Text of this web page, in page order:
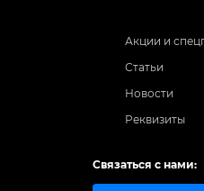
Акции и
Статьи
Новости
Реквизиты
Связаться с нами: